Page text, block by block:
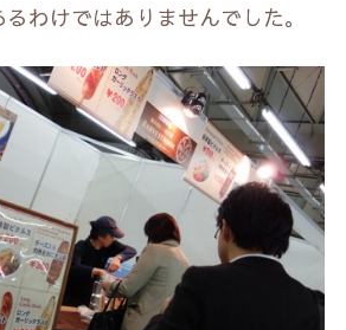
わけではありませんでした。